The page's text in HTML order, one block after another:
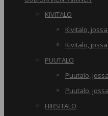
KIVITALO
Kivitalo,
Kivitalo,
PUUTALO
Puutalo,
Puutalo,
HIRSITALO